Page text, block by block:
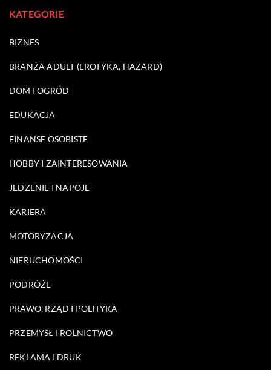
KATEGORIE
BIZNES
BRANŻA ADULT (EROTYKA, HAZARD)
DOM I OGRÓD
EDUKACJA
FINANSE OSOBISTE
HOBBY I ZAINTERESOWANIA
JEDZENIE I NAPOJE
KARIERA
MOTORYZACJA
NIERUCHOMOŚCI
PODRÓŻE
PRAWO, RZĄD I POLITYKA
PRZEMYSŁ I ROLNICTWO
REKLAMA I DRUK